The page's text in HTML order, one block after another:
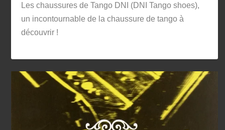
Les chaussures de Tango DNI (DNI Tango shoes),
un incontournable de la chaussure de tango à
découvrir !